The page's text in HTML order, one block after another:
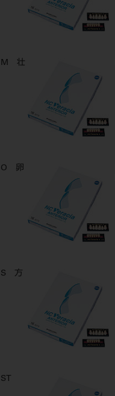
M 壮
O 卵
S 方
ST